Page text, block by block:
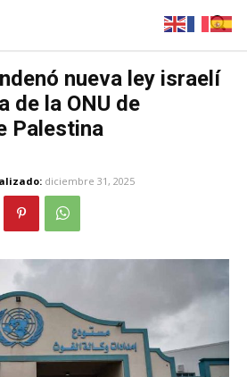
nueva ley israelí
de la ONU de
Palestina
diciembre 31, 2025